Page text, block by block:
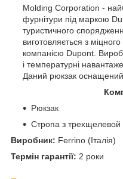
Molding Corporation -
фурнітури під маркою
туристичного
виготовляється з
компанією Dupont.
і температурні
Даний рюкзак
Рюкзак
Стропа з
Виробник: Ferrino (Італія)
Термін гарантії: 2 роки